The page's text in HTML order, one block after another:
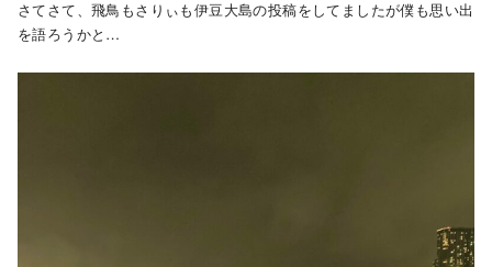
さてさて、飛鳥もさりぃも伊豆大島の投稿をしてましたが僕も思い出
を語ろうかと…